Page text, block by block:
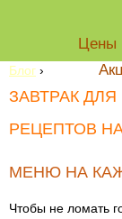
Цены
Блог ›
ЗАВТРАК
РЕЦЕПТОВ
МЕНЮ НА
Чтобы не ломать